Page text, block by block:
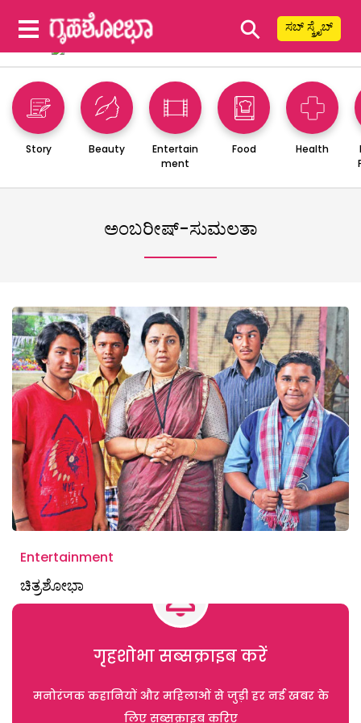
⚲ ಸಬ್ ಸ್ಕ್ರೈಬ್
Story Beauty
Entertain
ment
Food Health
ಅಂಬರೀಷ್-ಸುಮಲತಾ
Entertainment
ಚಿತ್ರಶೋಭಾ
गृहशोभा सब्सक्राइब करें
मनोरंजक कहानियों और महिलाओं से जुड़ी हर नई खबर के
लिए सब्सक्राइब करिए